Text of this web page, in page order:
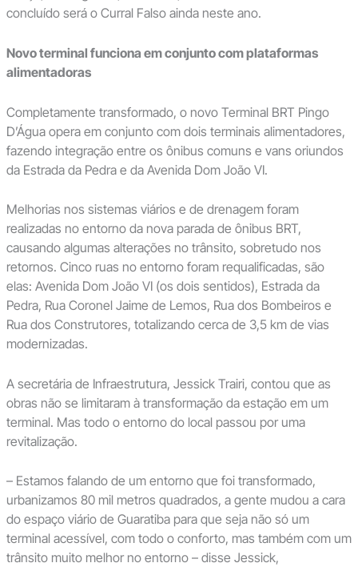
concluído será o Curral Falso ainda neste ano.
Novo terminal funciona em conjunto com plataformas
alimentadoras
Completamente transformado, o novo Terminal BRT Pingo
D’Água opera em conjunto com dois terminais alimentadores,
fazendo integração entre os ônibus comuns e vans oriundos
da Estrada da Pedra e da Avenida Dom João VI.
Melhorias nos sistemas viários e de drenagem foram
realizadas no entorno da nova parada de ônibus BRT,
causando algumas alterações no trânsito, sobretudo nos
retornos. Cinco ruas no entorno foram requalificadas, são
elas: Avenida Dom João VI (os dois sentidos), Estrada da
Pedra, Rua Coronel Jaime de Lemos, Rua dos Bombeiros e
Rua dos Construtores, totalizando cerca de 3,5 km de vias
modernizadas.
A secretária de Infraestrutura, Jessick Trairi, contou que as
obras não se limitaram à transformação da estação em um
terminal. Mas todo o entorno do local passou por uma
revitalização.
– Estamos falando de um entorno que foi transformado,
urbanizamos 80 mil metros quadrados, a gente mudou a cara
do espaço viário de Guaratiba para que seja não só um
terminal acessível, com todo o conforto, mas também com um
trânsito muito melhor no entorno – disse Jessick,